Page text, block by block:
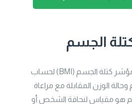
الجسم
يمكن استخدام حاسبة مؤشر كتلة الجسم (BMI) لحساب
الوزن المقابلة مع مراعاة
هو مقياس لنحافة الشخص أو